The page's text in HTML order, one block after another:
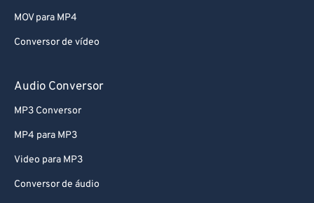
MOV para MP4
Conversor de vídeo
Audio Conversor
MP3 Conversor
MP4 para MP3
Video para MP3
Conversor de áudio